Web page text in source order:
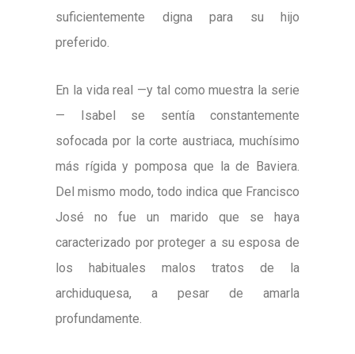
suficientemente digna para su hijo
preferido.
En la vida real —y tal como muestra la serie
— Isabel se sentía constantemente
sofocada por la corte austriaca, muchísimo
más rígida y pomposa que la de Baviera.
Del mismo modo, todo indica que Francisco
José no fue un marido que se haya
caracterizado por proteger a su esposa de
los habituales malos tratos de la
archiduquesa, a pesar de amarla
profundamente.